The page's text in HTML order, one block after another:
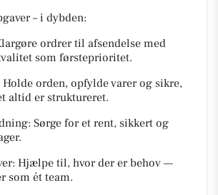
– i dybden:
ordrer til afsendelse med
som førsteprioritet.
Holde orden, opfylde varer og sikre,
altid er struktureret.
Sørge for et rent, sikkert og
Hjælpe til, hvor der er behov —
som ét team.